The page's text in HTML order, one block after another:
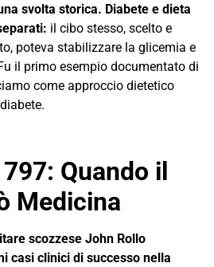
svolta storica. Diabete e dieta
il cibo stesso, scelto e
poteva stabilizzare la glicemia e
il primo esempio documentato di
come approccio dietetico
Quando il
Medicina
scozzese John Rollo
casi clinici di successo nella